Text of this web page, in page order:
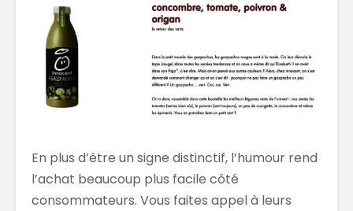
En plus d’être un signe distinctif, l’humour rend
l’achat beaucoup plus facile côté
consommateurs. Vous faites appel à leurs